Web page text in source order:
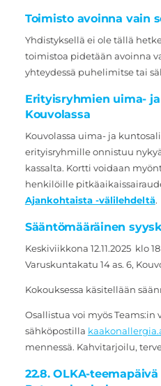
Toimisto avoinna vain
Yhdistyksellä ei ole tällä
toimistoa pidetään avoinna
yhteydessä puhelimitse tai
Erityisryhmien uima-
Kouvolassa
Kouvolassa uima- ja
erityisryhmille onnistuu
kassalta. Kortti voidaan
henkilöille
Ajankohtaista -välilehdeltä.
Sääntömääräinen
Keskiviikkona 12.11.2025 klo
Varuskuntakatu 14 as. 6,
Kokouksessa käsitellään
Osallistua voi myös
sähköpostilla
mennessä. Kahvitarjoilu,
22.8. OLKA-